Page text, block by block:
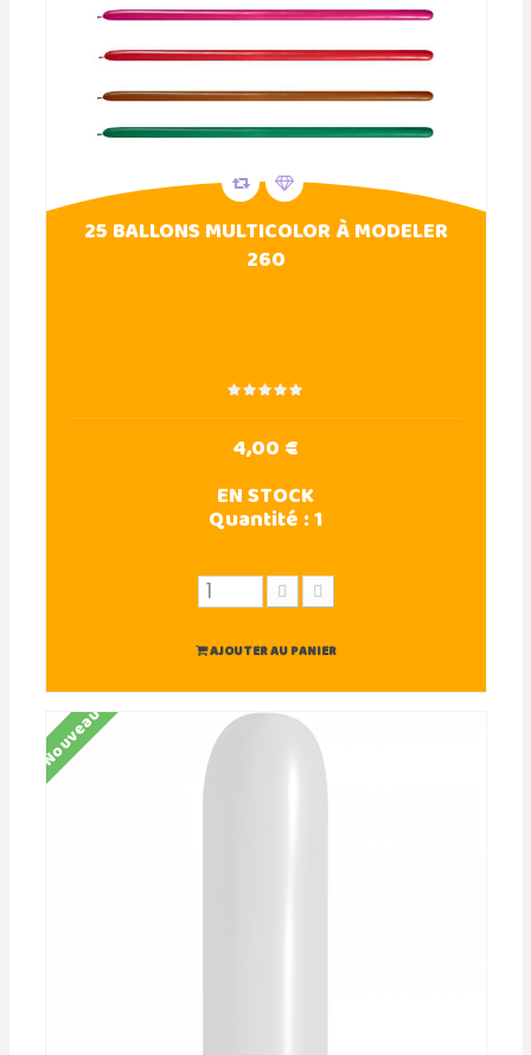
25 BALLONS MULTICOLOR À MODELER
260
4,00 €
EN STOCK
Quantité :1
AJOUTER AU PANIER
Nouveau